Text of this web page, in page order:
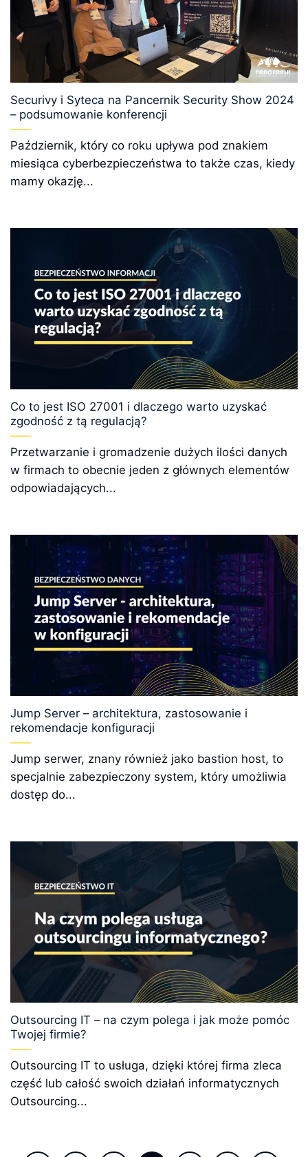
Securivy i Syteca na Pancernik Security Show 2024
– podsumowanie konferencji
Październik, który co roku upływa pod znakiem
miesiąca cyberbezpieczeństwa to także czas, kiedy
mamy okazję...
Co to jest ISO 27001 i dlaczego warto uzyskać
zgodność z tą regulacją?
Przetwarzanie i gromadzenie dużych ilości danych
w firmach to obecnie jeden z głównych elementów
odpowiadających...
Jump Server – architektura, zastosowanie i
rekomendacje konfiguracji
Jump serwer, znany również jako bastion host, to
specjalnie zabezpieczony system, który umożliwia
dostęp do...
Outsourcing IT – na czym polega i jak może pomóc
Twojej firmie?
Outsourcing IT to usługa, dzięki której firma zleca
część lub całość swoich działań informatycznych
Outsourcing...